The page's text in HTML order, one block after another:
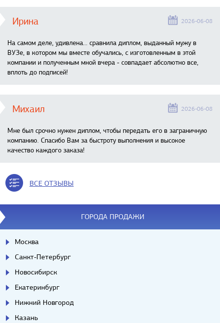
Ирина 2026-06-08
На самом деле, удивлена… сравнила диплом, выданный мужу в
ВУЗе, в котором мы вместе обучались, с изготовленным в этой
компании и полученным мной вчера - совпадает абсолютно все,
вплоть до подписей!
Михаил 2026-06-08
Мне был срочно нужен диплом, чтобы передать его в заграничную
компанию. Спасибо Вам за быстроту выполнения и высокое
качество каждого заказа!
ВСЕ ОТЗЫВЫ
ГОРОДА ПРОДАЖИ
Москва
Санкт-Петербург
Новосибирск
Екатеринбург
Нижний Новгород
Казань